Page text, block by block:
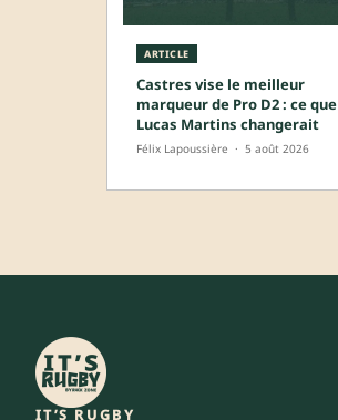
ARTICLE
Castres vise le meilleur
marqueur de Pro D2 : ce que
Lucas Martins changerait
Félix Lapoussière · 5 août 2026
IT’S RUGBY